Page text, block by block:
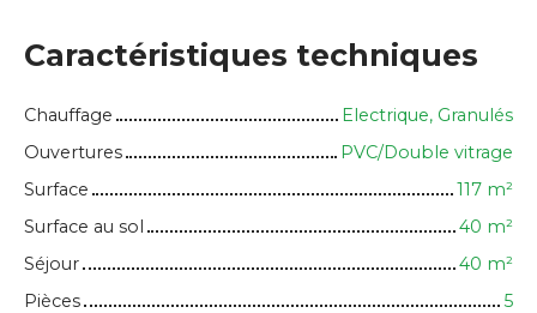
Caractéristiques techniques
Chauffage
Electrique, Granulés
Ouvertures
PVC/Double vitrage
Surface
117 m²
Surface au sol
40 m²
Séjour
40 m²
Pièces
5